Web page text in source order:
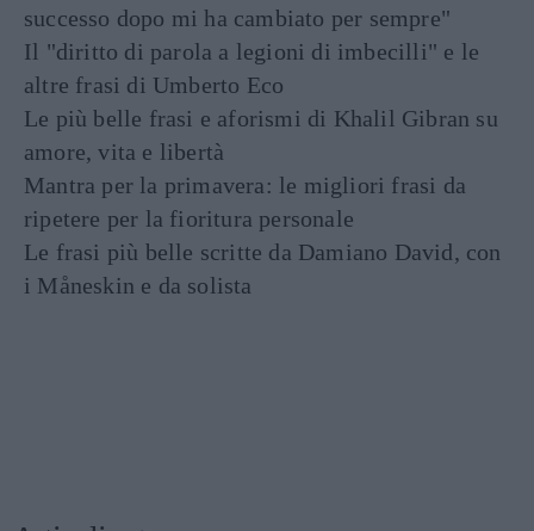
successo dopo mi ha cambiato per sempre"
Il "diritto di parola a legioni di imbecilli" e le
altre frasi di Umberto Eco
Le più belle frasi e aforismi di Khalil Gibran su
amore, vita e libertà
Mantra per la primavera: le migliori frasi da
ripetere per la fioritura personale
Le frasi più belle scritte da Damiano David, con
i Måneskin e da solista